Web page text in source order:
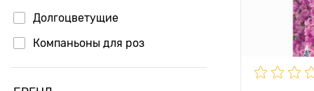
Долгоцветущие
Компаньоны для роз